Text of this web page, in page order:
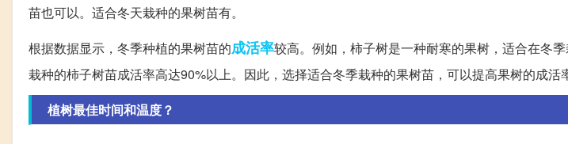
苗也可以。适合冬天栽种的果树苗有。
根据数据显示，冬季种植的果树苗的成活率较高。例如，柿子树是一种耐寒的果树，适合在冬
栽种的柿子树苗成活率高达90%以上。因此，选择适合冬季栽种的果树苗，可以提高果树的成活
植树最佳时间和温度？